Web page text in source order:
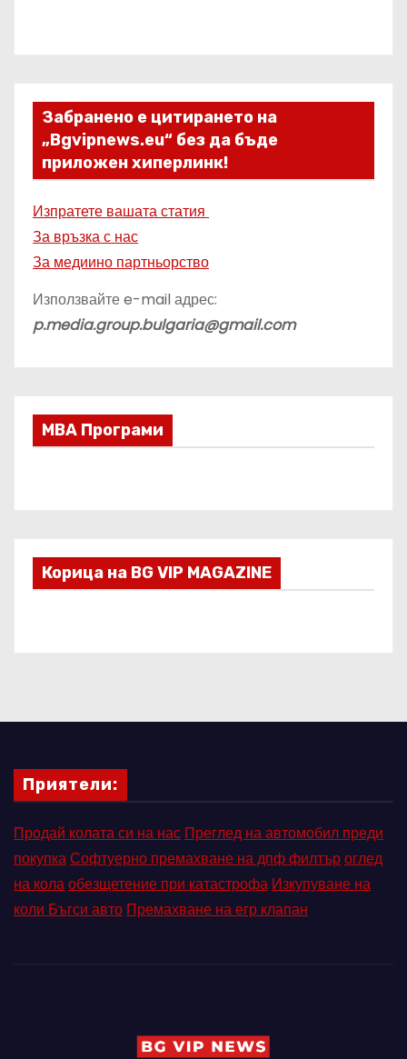
Забранено е цитирането на
„Bgvipnews.eu“ без да бъде
приложен хиперлинк!
Изпратете вашата статия
За връзка с нас
За медиино партньорство
Използвайте e-mail адрес:
p.media.group.bulgaria@gmail.com
МВА Програми
Корица на BG VIP MAGAZINE
Приятели:
Продай колата си на нас Преглед на автомобил преди
покупкаСофтуерно премахване на дпф филтъроглед
на колаобезщетение при катастрофа Изкупуване на
коли Бъгси авто Премахване на егр клапан